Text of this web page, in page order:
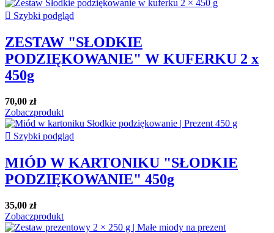
 Szybki podgląd
ZESTAW "SŁODKIE
PODZIĘKOWANIE" W KUFERKU 2 x
450g
70,00 zł
Zobaczprodukt
 Szybki podgląd
MIÓD W KARTONIKU "SŁODKIE
PODZIĘKOWANIE" 450g
35,00 zł
Zobaczprodukt